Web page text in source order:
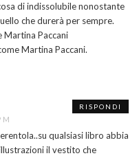
di indissolubile nonostante
che durerà per sempre.
Martina Paccani
Martina Paccani.
qualsiasi libro abbia
il vestito che
RISPONDI